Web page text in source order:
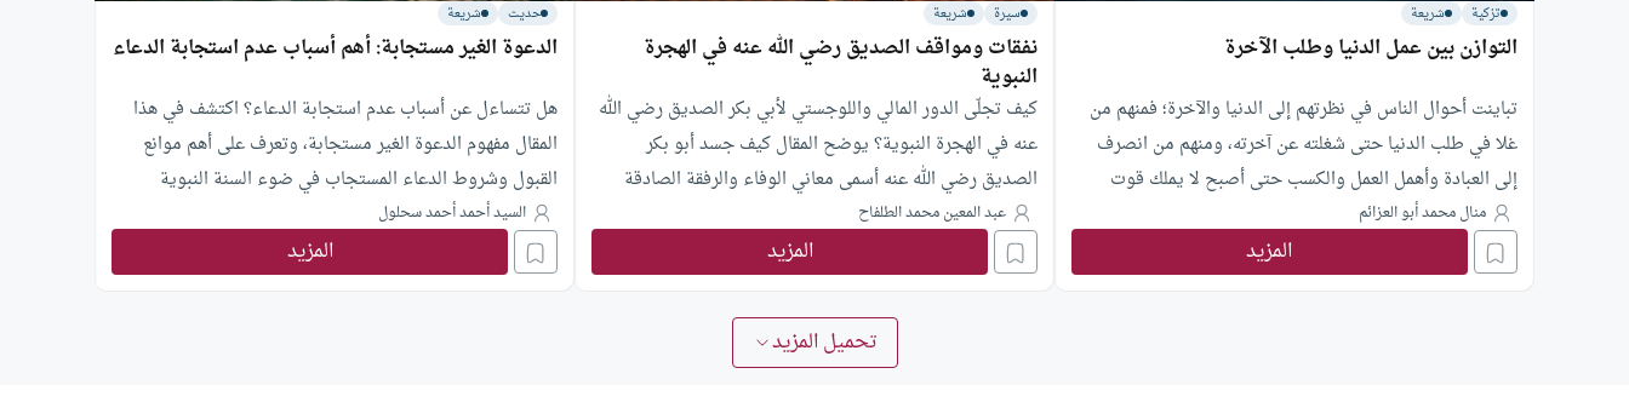
تزكية شريعة
التوازن بين عمل الدنيا وطلب الآخرة
تباينت أحوال الناس في نظرتهم إلى الدنيا والآخرة؛ فمنهم من
غلا في طلب الدنيا حتى شغلته عن آخرته، ومنهم من انصرف
إلى العبادة وأهمل العمل والكسب حتى أصبح لا يملك قوت
عامه. والحقيقة أن هدي الإسلام لا يدعو إلى هذا ولا إلى ذاك،
وإنما يقيم حياة المسلم على التوازن، بحيث يكون هدفه الأول
طلب الآخرة
منال محمد أبو العزائم
المزيد
سيرة شريعة
نفقات ومواقف الصديق رضي الله عنه في الهجرة
النبوية
كيف تجلّى الدور المالي واللوجستي لأبي بكر الصديق رضي الله
عنه في الهجرة النبوية؟ يوضح المقال كيف جسد أبو بكر
الصديق رضي الله عنه أسمى معاني الوفاء والرفقة الصادقة
لنبي الإسلام، مستعرضاً تضحياته الاستثنائية وتخطيطه الدقيق
لضمان نجاح هذه الرحلة المباركة.
عبد المعين محمد الطلفاح
المزيد
حديث شريعة
الدعوة الغير مستجابة: أهم أسباب عدم استجابة الدعاء
هل تتساءل عن أسباب عدم استجابة الدعاء؟ اكتشف في هذا
المقال مفهوم الدعوة الغير مستجابة، وتعرف على أهم موانع
القبول وشروط الدعاء المستجاب في ضوء السنة النبوية
السيد أحمد أحمد سحلول
المزيد
تحميل المزيد